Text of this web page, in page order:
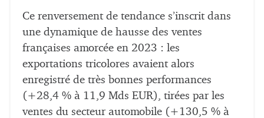
Ce renversement de tendance s’inscrit dans
une dynamique de hausse des ventes
françaises amorcée en 2023 : les
exportations tricolores avaient alors
enregistré de très bonnes performances
(+28,4 % à 11,9 Mds EUR), tirées par les
ventes du secteur automobile (+130,5 % à